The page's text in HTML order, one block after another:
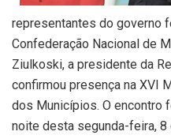
representantes do governo
Confederação Nacional de
Ziulkoski, a presidente da
confirmou presença na XVI
dos Municípios. O encontro
noite desta segunda-feira, 8